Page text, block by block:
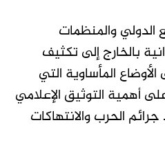
الدولي والمنظمات
بالخارج إلى تكثيف
المأساوية التي
أهمية التوثيق الإعلامي
الحرب والانتهاكات